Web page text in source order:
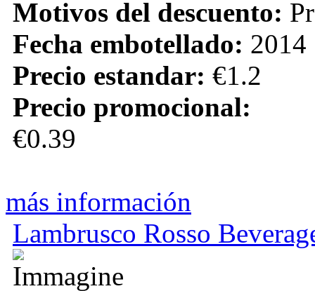
Motivos del descuento:
Fecha embotellado: 2014
Precio estandar: €1.2
Precio promocional:
€0.39
más información
Lambrusco Rosso